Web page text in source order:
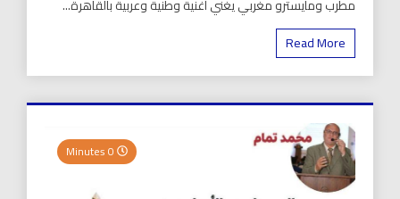
مطرب ومايسترو مغربي يغني أغنية وطنية وعربية بالقاهرة...
Read More